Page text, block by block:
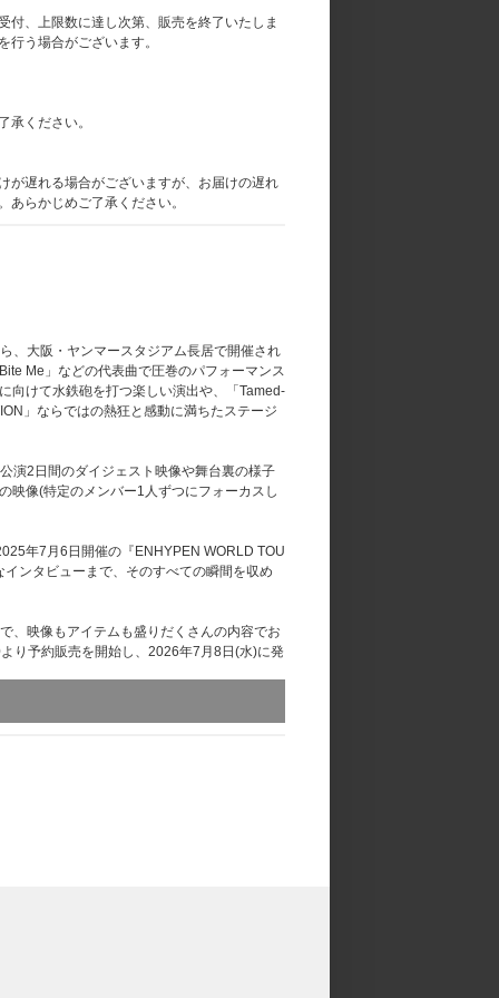
、上限数に達し次第、販売を終了いたしま
う場合がございます。
ください。
が遅れる場合がございますが、お届けの遅れ
らかじめご了承ください。
、大阪・ヤンマースタジアム長居で開催され
Me」などの代表曲で圧巻のパフォーマンス
向けて水鉄砲を打つ楽しい演出や、「Tamed-
」ならではの熱狂と感動に満ちたステージ
演2日間のダイジェスト映像や舞台裏の様子
映像(特定のメンバー1人ずつにフォーカスし
年7月6日開催の『ENHYPEN WORLD TOU
ンタビューまで、そのすべての瞬間を収め
、映像もアイテムも盛りだくさんの内容でお
り予約販売を開始し、2026年7月8日(水)に発